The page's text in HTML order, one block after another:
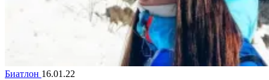
Биатлон 16.01.22